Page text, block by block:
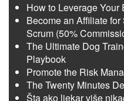
How to Leverage
Become an Affiliate
Scrum (50%
The Ultimate Dog
Playbook
Promote the Risk
The Twenty Minutes
Šta ako ljekar više